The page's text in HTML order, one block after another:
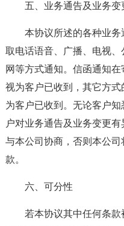
五、业务通告及业务变
本协议所述的各种业
取电话语音、广播、电视
网等方式通知。信函通知
视为客户已收到，其它方
为客户已收到。无论客户
户对业务通告及业务变更
与本公司协商，否则本公
款。
六、可分性
若本协议其中任何条